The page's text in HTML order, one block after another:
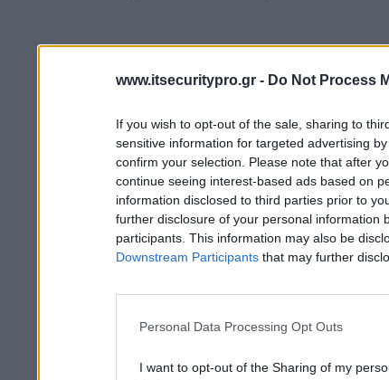
www.itsecuritypro.gr - Do Not Process
If you wish to opt-out of the sale, sharing to
sensitive information for targeted advertising
confirm your selection. Please note that after
continue seeing interest-based ads based on
information disclosed to third parties prior to
further disclosure of your personal information
participants. This information may also be
Downstream Participants that may further
Personal Data Processing Opt Outs
I want to opt-out of the Sharing of my